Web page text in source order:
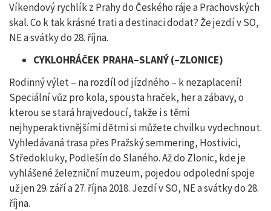
Víkendový rychlík z Prahy do Českého ráje a Prachovských
skal. Co k tak krásné trati a destinaci dodat? Že jezdí v SO,
NE a svátky do 28. října.
CYKLOHRÁČEK PRAHA–SLANÝ (–ZLONICE)
Rodinný výlet – na rozdíl od jízdného – k nezaplacení!
Speciální vůz pro kola, spousta hraček, her a zábavy, o
kterou se stará hrajvedoucí, takže i s těmi
nejhyperaktivnějšími dětmi si můžete chvilku vydechnout.
Vyhledávaná trasa přes Pražský semmering, Hostivici,
Středokluky, Podlešín do Slaného. Až do Zlonic, kde je
vyhlášené železniční muzeum, pojedou odpolední spoje
už jen 29. září a 27. října 2018. Jezdí v SO, NE a svátky do 28.
října.